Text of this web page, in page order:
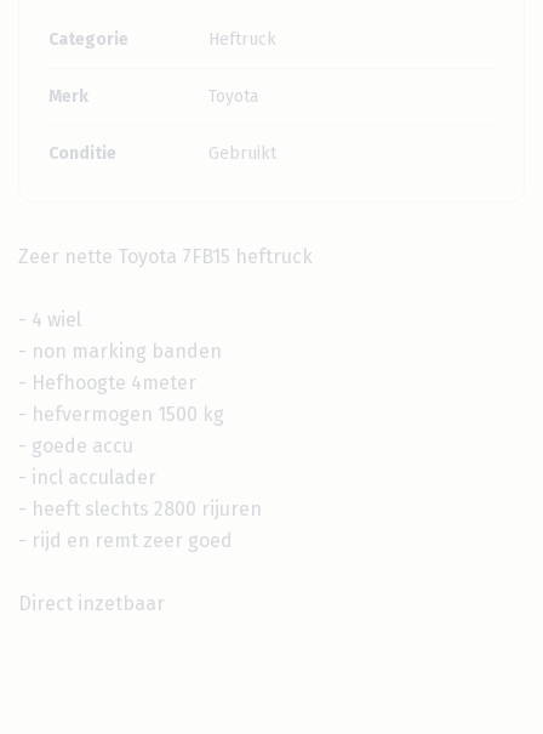
Categorie Heftruck
Merk Toyota
Conditie Gebruikt
Zeer nette Toyota 7FB15 heftruck
- 4 wiel
- non marking banden
- Hefhoogte 4meter
- hefvermogen 1500 kg
- goede accu
- incl acculader
- heeft slechts 2800 rijuren
- rijd en remt zeer goed
Direct inzetbaar